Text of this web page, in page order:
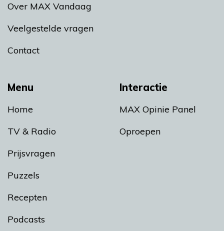
Menu
Home
TV & Radio
Prijsvragen
Puzzels
Recepten
Podcasts
Interactie
MAX Opinie Panel
Oproepen
Over MAX Vandaag
Veelgestelde vragen
Contact